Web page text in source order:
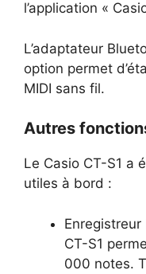
l’application «
L’adaptateur
option permet
MIDI sans fil.
Autres
Le Casio CT-S1 a
utiles à bord :
Enregistreur
CT-S1
000 notes.